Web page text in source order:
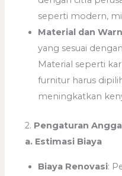
seperti modern,
Material dan
yang sesuai
Material seperti
furnitur harus
meningkatkan
2. Pengaturan
a. Estimasi Biaya
Biaya Renovasi: